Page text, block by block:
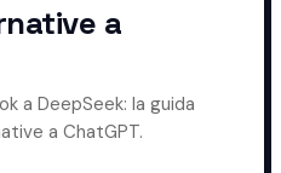
a
a DeepSeek: la guida
a ChatGPT.